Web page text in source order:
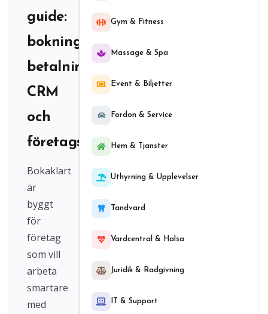
guide:
bokningssystem,
betalning,
CRM
och
företagssystem
Bokaklart
är
byggt
för
företag
som vill
arbeta
smartare
med
Gym & Fitness
Massage & Spa
Event & Biljetter
Fordon & Service
Hem & Tjanster
Uthyrning & Upplevelser
Tandvard
Vardcentral & Halsa
Juridik & Radgivning
IT & Support